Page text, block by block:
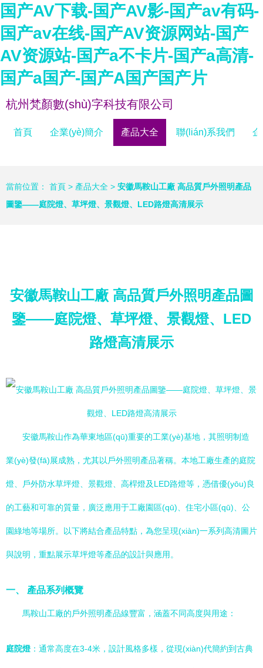
国产AV下载-国产AV影-国产av有码-
国产av在线-国产AV资源网站-国产
AV资源站-国产a不卡片-国产a高清-
国产a国产-国产A国产国产片
杭州梵顏數(shù)字科技有限公司
首頁 企業(yè)簡介 產品大全 聯(lián)系我們
當前位置： 首頁 > 產品大全 > 安徽馬鞍山工廠 高品質戶外照明產品
圖鑒——庭院燈、草坪燈、景觀燈、LED路燈高清展示
安徽馬鞍山工廠 高品質戶外照明產品圖
鑒——庭院燈、草坪燈、景觀燈、LED
路燈高清展示
安徽馬鞍山作為華東地區(qū)重要的工業(yè)基地，其照明制造
業(yè)發(fā)展成熟，尤其以戶外照明產品著稱。本地工廠生產的庭院
燈、戶外防水草坪燈、景觀燈、高桿燈及LED路燈等，憑借優(yōu)良
的工藝和可靠的質量，廣泛應用于工廠園區(qū)、住宅小區(qū)、公
園綠地等場所。以下將結合產品特點，為您呈現(xiàn)一系列高清圖片
與說明，重點展示草坪燈等產品的設計與應用。
一、 產品系列概覽
馬鞍山工廠的戶外照明產品線豐富，涵蓋不同高度與用途：
庭院燈：通常高度在3-4米，設計風格多樣，從現(xiàn)代簡約到古典